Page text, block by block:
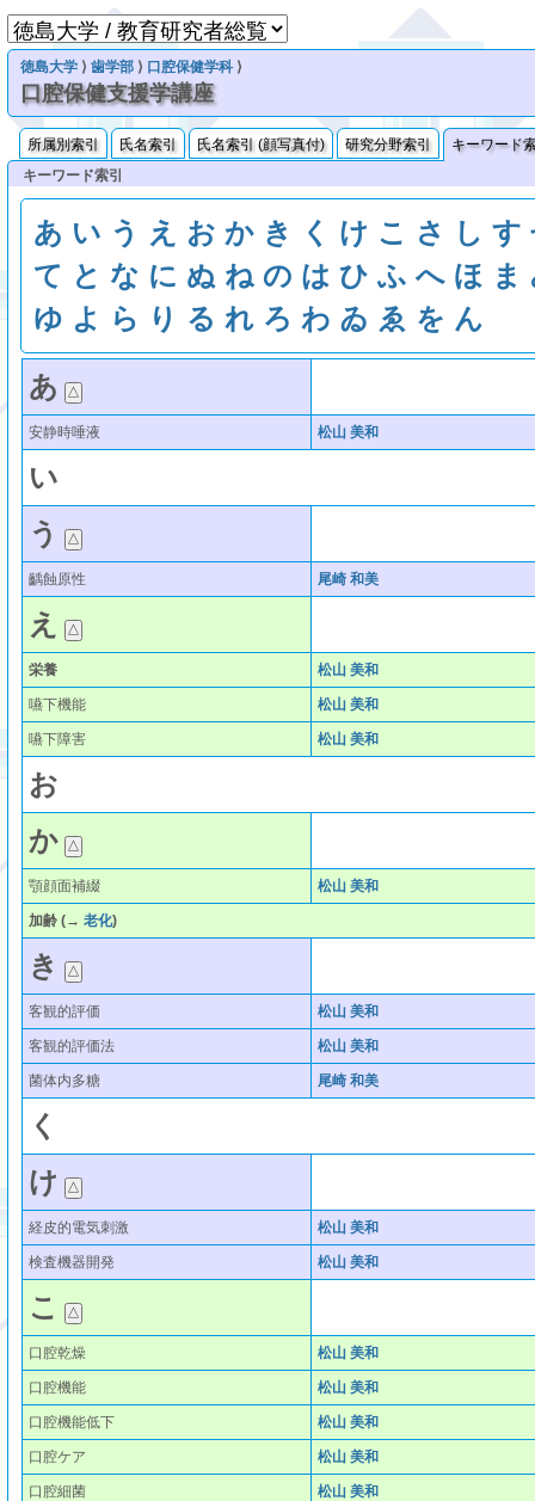
徳島大学 ⟩歯学部 ⟩ 口腔保健学科 ⟩
口腔保健支援学講座
所属別索引 氏名索引 氏名索引 (顔写真付) 研究分野索引
キーワード
キーワード索引
あ い う え お か き く け こ さ し す
て と な に ぬ ね の は ひ ふ へ ほ ま
ゆ よ ら り る れ ろ わ ゐ ゑ を ん
あ
安静時唾液 松山 美和
い
う
齲蝕原性 尾崎 和美
え
栄養 松山 美和
嚥下機能 松山 美和
嚥下障害 松山 美和
お
か
顎顔面補綴 松山 美和
加齢(→ 老化)
き
客観的評価 松山 美和
客観的評価法 松山 美和
菌体内多糖 尾崎 和美
く
け
経皮的電気刺激 松山 美和
検査機器開発 松山 美和
こ
口腔乾燥 松山 美和
口腔機能 松山 美和
口腔機能低下 松山 美和
口腔ケア 松山 美和
口腔細菌 松山 美和